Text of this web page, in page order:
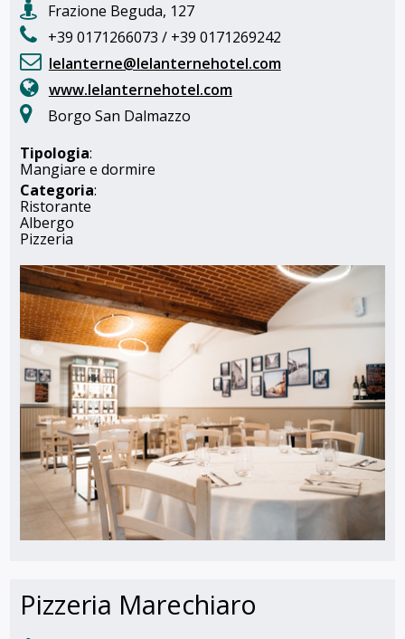
Frazione Beguda, 127
+39 0171266073 / +39 0171269242
lelanterne@lelanternehotel.com
www.lelanternehotel.com
Borgo San Dalmazzo
Tipologia:
Mangiare e dormire
Categoria:
Ristorante
Albergo
Pizzeria
Pizzeria Marechiaro